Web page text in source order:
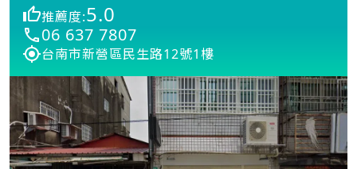
推薦度:5.0
06 637 7807
台南市新營區民生路12號1樓